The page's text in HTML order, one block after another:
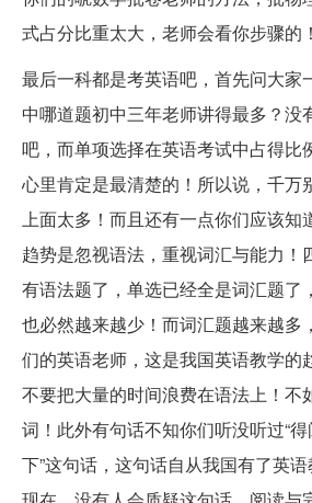
式占分比重太大，老师会看你步骤的
最后一科都是考英语吧，首先问大家
中哪道题初中三年老师讲得最多？没
吧，而单项选择在英语考试中占得比
心里肯定是最清楚的！所以说，千万
上面太多！而且还有一点你们应该知
趋势是忽视语法，重视词汇与能力！
有语法题了，单选已经全是词汇题了
也必然越来越少！而词汇题越来越多
们的英语老师，这是我国英语教学的
不要把大量的时间浪费在语法上！不
词！此外有句话不知你们听没听过“
下”这句话，这句话自从我国有了英